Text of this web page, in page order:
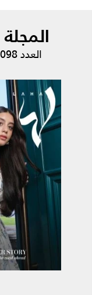
المجلة
العدد 1098 | تموز 2026